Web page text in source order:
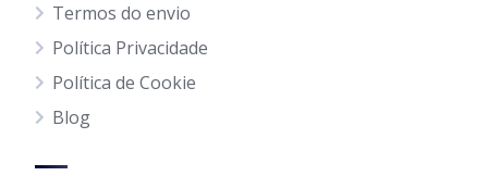
Termos do envio
Política Privacidade
Política de Cookie
Blog